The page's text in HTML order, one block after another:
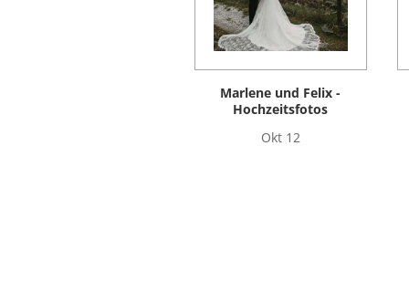
Marlene und Felix -
Hochzeitsfotos
Okt 12